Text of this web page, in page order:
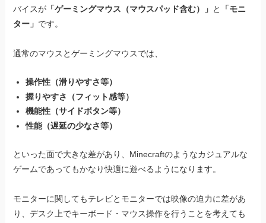
バイスが 「ゲーミングマウス（マウスパッド含む）」 と
「モニ
ター」 です。
通常のマウスとゲーミングマウスでは、
操作性（滑りやすさ等）
握りやすさ（フィット感等）
機能性（サイドボタン等）
性能（遅延の少なさ等）
といった面で大きな差があり、Minecraftのようなカジュアルな
ゲームであってもかなり快適に遊べるようになります。
モニターに関してもテレビとモニターでは映像の迫力に差があ
り、デスク上でキーボード・マウス操作を行うことを考えても